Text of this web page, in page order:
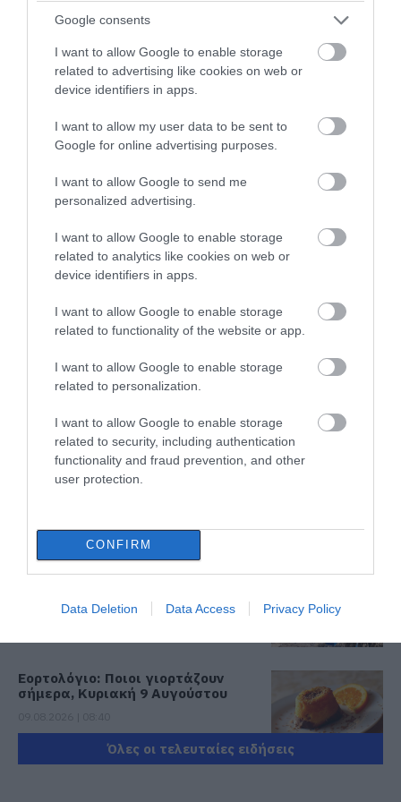
Google consents
I want to allow Google to enable storage
related to advertising like cookies on web or
device identifiers in apps.
I want to allow my user data to be sent to
Google for online advertising purposes.
I want to allow Google to send me
personalized advertising.
I want to allow Google to enable storage
related to analytics like cookies on web or
device identifiers in apps.
I want to allow Google to enable storage
related to functionality of the website or app.
I want to allow Google to enable storage
related to personalization.
I want to allow Google to enable storage
related to security, including authentication
functionality and fraud prevention, and other
user protection.
CONFIRM
Data Deletion Data Access Privacy Policy
Διαβάστε όλες τις
ειδήσεις για την Εύβοια
Διαβάστε όλες τιςτελευταίες ειδήσεις για την
Ελλάδακαι τονΚόσμοστοevima.gr
ΜΕΤΑΓΡΑΦΗ
ΜΠΑΚΣ ΝΒΑ
Γνωρίζατε ότι υπάρχει Λουτράκι
09.08.2026 | 10:20
Εύβοια με γνωστό καλλιτέχνη του
βιολιού!
Χωρίς ρεύμα σήμερα Κυριακή 9,
Εύβοια
09.08.2026 | 09:40
Σε αυτή την Ενορία του Οσίου
09.08.2026 | 09:20
σήμερα στη Γαλάζια Λίμνη! Εσύ θα
λείπεις;
Εορτολόγιο: Ποιοι γιορτάζουν
σήμερα, Κυριακή 9 Αυγούστου
Όλες οι τελευταίες ειδήσεις